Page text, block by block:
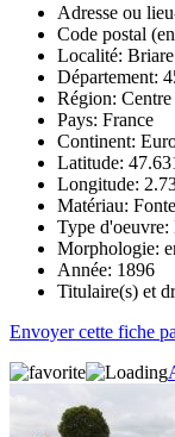
Adresse ou
Code postal
Localité: Briare
Département:
Région: Centre
Pays: France
Continent:
Latitude:
Longitude:
Matériau: Fonte
Type d'oeuvre:
Morphologie:
Année: 1896
Titulaire(s) et
Envoyer cette fiche